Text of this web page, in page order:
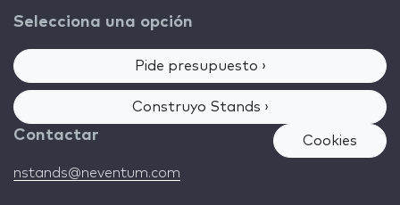
Selecciona una opción
Pide presupuesto ›
Construyo Stands ›
Contactar
nstands@neventum.com
Cookies